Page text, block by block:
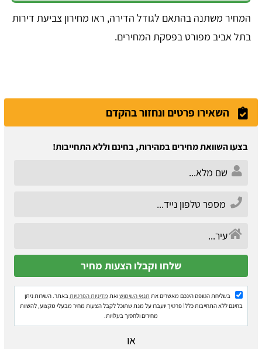
המחיר משתנה בהתאם לגודל הדירה, ראו מחירון צביעת דירות
בתל אביב מפורט בפסקת המחירים.
השאירו פרטים ונחזור בהקדם
בצעו השוואת מחירים במהירות, בחינם וללא התחייבות!
בשליחת הטופס הינכם מאשרים את תנאי השימושואת מדיניות הפרטיותבאתר. השירות ניתן
בחינם ללא התחייבות כלל! פרטיך יועברו על מנת שתוכל לקבל הצעות מחיר מבעלי מקצוע, להשוות
מחירים ולחסוך בעלויות.
או